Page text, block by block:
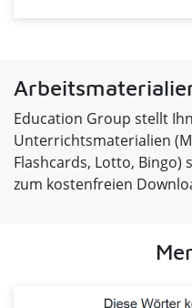
Education Group stellt
Unterrichtsmaterialien
Flashcards, Lotto, Bingo)
zum kostenfreien